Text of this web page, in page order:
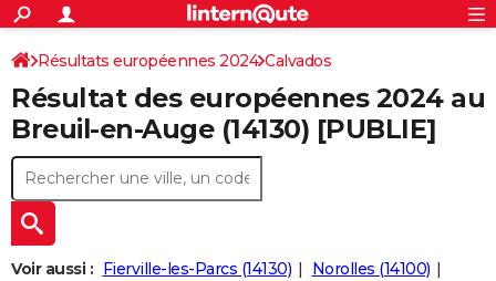
ACTUALITÉS
Politique
Société
Faits Divers
Education
Monde
Villes
+
SPORT
Coupe du monde 2026
Football
Tennis
Cyclisme
Rugby
Forum
CULTURE
Programme TV
TNT
Streaming
Cinéma
Sorties cinéma
Musique
+
FINANCE
Retraite
Impôts
Epargne
Immobilier
Risques naturels par ville
Banque
Assurance
Crédit
AUTO
Essais
Réserver un essai
Citadines
Berlines
SUV
Forum auto
+
HIGH-TECH
S'inscrire
Connexion
Résultats européennes 2024 Calvados
Résultat des européennes 2024 au
Breuil-en-Auge (14130) [PUBLIE]
Voir aussi : Fierville-les-Parcs (14130)
Norolles (14100)